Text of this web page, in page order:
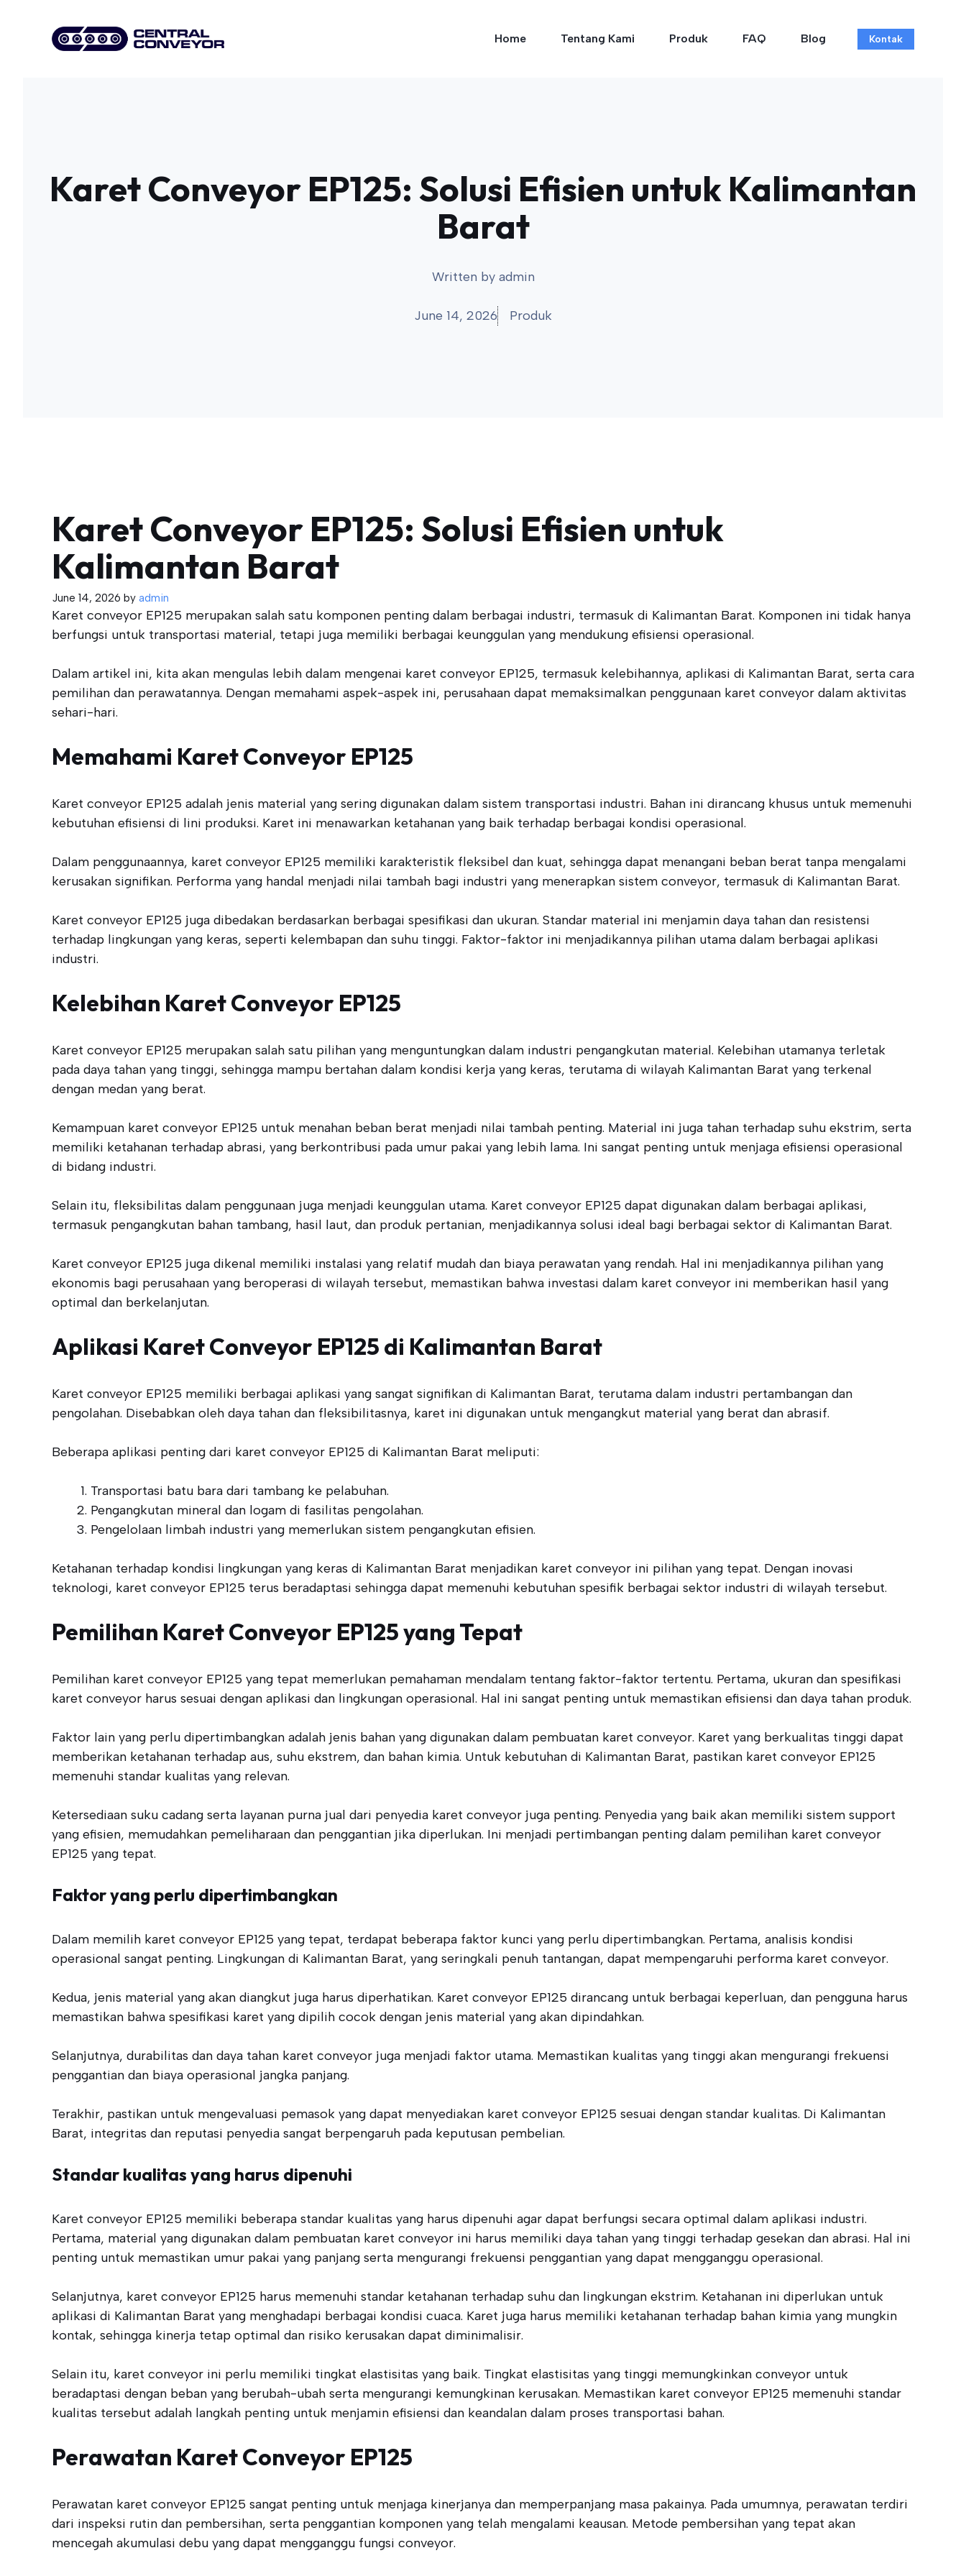
Home Tentang Kami Produk FAQ Blog Kontak
Karet Conveyor EP125: Solusi Efisien untuk Kalimantan
Barat
Written by admin
June 14, 2026 Produk
Karet Conveyor EP125: Solusi Efisien untuk
Kalimantan Barat
June 14, 2026 by admin
Karet conveyor EP125 merupakan salah satu komponen penting dalam berbagai industri, termasuk di Kalimantan Barat. Komponen ini tidak hanya
berfungsi untuk transportasi material, tetapi juga memiliki berbagai keunggulan yang mendukung efisiensi operasional.
Dalam artikel ini, kita akan mengulas lebih dalam mengenai karet conveyor EP125, termasuk kelebihannya, aplikasi di Kalimantan Barat, serta cara
pemilihan dan perawatannya. Dengan memahami aspek-aspek ini, perusahaan dapat memaksimalkan penggunaan karet conveyor dalam aktivitas
sehari-hari.
Memahami Karet Conveyor EP125
Karet conveyor EP125 adalah jenis material yang sering digunakan dalam sistem transportasi industri. Bahan ini dirancang khusus untuk memenuhi
kebutuhan efisiensi di lini produksi. Karet ini menawarkan ketahanan yang baik terhadap berbagai kondisi operasional.
Dalam penggunaannya, karet conveyor EP125 memiliki karakteristik fleksibel dan kuat, sehingga dapat menangani beban berat tanpa mengalami
kerusakan signifikan. Performa yang handal menjadi nilai tambah bagi industri yang menerapkan sistem conveyor, termasuk di Kalimantan Barat.
Karet conveyor EP125 juga dibedakan berdasarkan berbagai spesifikasi dan ukuran. Standar material ini menjamin daya tahan dan resistensi
terhadap lingkungan yang keras, seperti kelembapan dan suhu tinggi. Faktor-faktor ini menjadikannya pilihan utama dalam berbagai aplikasi
industri.
Kelebihan Karet Conveyor EP125
Karet conveyor EP125 merupakan salah satu pilihan yang menguntungkan dalam industri pengangkutan material. Kelebihan utamanya terletak
pada daya tahan yang tinggi, sehingga mampu bertahan dalam kondisi kerja yang keras, terutama di wilayah Kalimantan Barat yang terkenal
dengan medan yang berat.
Kemampuan karet conveyor EP125 untuk menahan beban berat menjadi nilai tambah penting. Material ini juga tahan terhadap suhu ekstrim, serta
memiliki ketahanan terhadap abrasi, yang berkontribusi pada umur pakai yang lebih lama. Ini sangat penting untuk menjaga efisiensi operasional
di bidang industri.
Selain itu, fleksibilitas dalam penggunaan juga menjadi keunggulan utama. Karet conveyor EP125 dapat digunakan dalam berbagai aplikasi,
termasuk pengangkutan bahan tambang, hasil laut, dan produk pertanian, menjadikannya solusi ideal bagi berbagai sektor di Kalimantan Barat.
Karet conveyor EP125 juga dikenal memiliki instalasi yang relatif mudah dan biaya perawatan yang rendah. Hal ini menjadikannya pilihan yang
ekonomis bagi perusahaan yang beroperasi di wilayah tersebut, memastikan bahwa investasi dalam karet conveyor ini memberikan hasil yang
optimal dan berkelanjutan.
Aplikasi Karet Conveyor EP125 di Kalimantan Barat
Karet conveyor EP125 memiliki berbagai aplikasi yang sangat signifikan di Kalimantan Barat, terutama dalam industri pertambangan dan
pengolahan. Disebabkan oleh daya tahan dan fleksibilitasnya, karet ini digunakan untuk mengangkut material yang berat dan abrasif.
Beberapa aplikasi penting dari karet conveyor EP125 di Kalimantan Barat meliputi:
Transportasi batu bara dari tambang ke pelabuhan.
Pengangkutan mineral dan logam di fasilitas pengolahan.
Pengelolaan limbah industri yang memerlukan sistem pengangkutan efisien.
Ketahanan terhadap kondisi lingkungan yang keras di Kalimantan Barat menjadikan karet conveyor ini pilihan yang tepat. Dengan inovasi
teknologi, karet conveyor EP125 terus beradaptasi sehingga dapat memenuhi kebutuhan spesifik berbagai sektor industri di wilayah tersebut.
Pemilihan Karet Conveyor EP125 yang Tepat
Pemilihan karet conveyor EP125 yang tepat memerlukan pemahaman mendalam tentang faktor-faktor tertentu. Pertama, ukuran dan spesifikasi
karet conveyor harus sesuai dengan aplikasi dan lingkungan operasional. Hal ini sangat penting untuk memastikan efisiensi dan daya tahan produk.
Faktor lain yang perlu dipertimbangkan adalah jenis bahan yang digunakan dalam pembuatan karet conveyor. Karet yang berkualitas tinggi dapat
memberikan ketahanan terhadap aus, suhu ekstrem, dan bahan kimia. Untuk kebutuhan di Kalimantan Barat, pastikan karet conveyor EP125
memenuhi standar kualitas yang relevan.
Ketersediaan suku cadang serta layanan purna jual dari penyedia karet conveyor juga penting. Penyedia yang baik akan memiliki sistem support
yang efisien, memudahkan pemeliharaan dan penggantian jika diperlukan. Ini menjadi pertimbangan penting dalam pemilihan karet conveyor
EP125 yang tepat.
Faktor yang perlu dipertimbangkan
Dalam memilih karet conveyor EP125 yang tepat, terdapat beberapa faktor kunci yang perlu dipertimbangkan. Pertama, analisis kondisi
operasional sangat penting. Lingkungan di Kalimantan Barat, yang seringkali penuh tantangan, dapat mempengaruhi performa karet conveyor.
Kedua, jenis material yang akan diangkut juga harus diperhatikan. Karet conveyor EP125 dirancang untuk berbagai keperluan, dan pengguna harus
memastikan bahwa spesifikasi karet yang dipilih cocok dengan jenis material yang akan dipindahkan.
Selanjutnya, durabilitas dan daya tahan karet conveyor juga menjadi faktor utama. Memastikan kualitas yang tinggi akan mengurangi frekuensi
penggantian dan biaya operasional jangka panjang.
Terakhir, pastikan untuk mengevaluasi pemasok yang dapat menyediakan karet conveyor EP125 sesuai dengan standar kualitas. Di Kalimantan
Barat, integritas dan reputasi penyedia sangat berpengaruh pada keputusan pembelian.
Standar kualitas yang harus dipenuhi
Karet conveyor EP125 memiliki beberapa standar kualitas yang harus dipenuhi agar dapat berfungsi secara optimal dalam aplikasi industri.
Pertama, material yang digunakan dalam pembuatan karet conveyor ini harus memiliki daya tahan yang tinggi terhadap gesekan dan abrasi. Hal ini
penting untuk memastikan umur pakai yang panjang serta mengurangi frekuensi penggantian yang dapat mengganggu operasional.
Selanjutnya, karet conveyor EP125 harus memenuhi standar ketahanan terhadap suhu dan lingkungan ekstrim. Ketahanan ini diperlukan untuk
aplikasi di Kalimantan Barat yang menghadapi berbagai kondisi cuaca. Karet juga harus memiliki ketahanan terhadap bahan kimia yang mungkin
kontak, sehingga kinerja tetap optimal dan risiko kerusakan dapat diminimalisir.
Selain itu, karet conveyor ini perlu memiliki tingkat elastisitas yang baik. Tingkat elastisitas yang tinggi memungkinkan conveyor untuk
beradaptasi dengan beban yang berubah-ubah serta mengurangi kemungkinan kerusakan. Memastikan karet conveyor EP125 memenuhi standar
kualitas tersebut adalah langkah penting untuk menjamin efisiensi dan keandalan dalam proses transportasi bahan.
Perawatan Karet Conveyor EP125
Perawatan karet conveyor EP125 sangat penting untuk menjaga kinerjanya dan memperpanjang masa pakainya. Pada umumnya, perawatan terdiri
dari inspeksi rutin dan pembersihan, serta penggantian komponen yang telah mengalami keausan. Metode pembersihan yang tepat akan
mencegah akumulasi debu yang dapat mengganggu fungsi conveyor.